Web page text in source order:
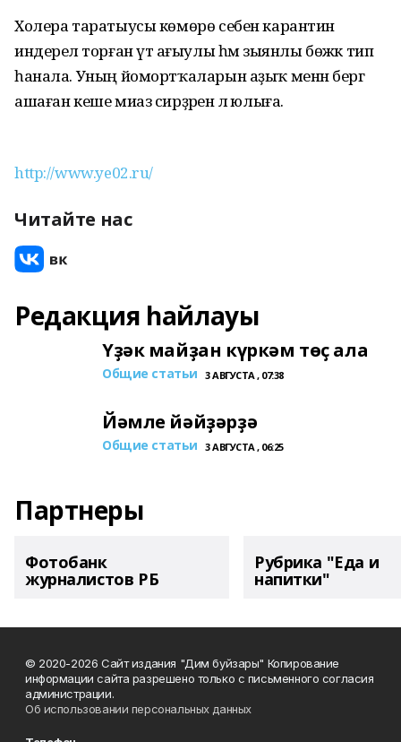
Холера таратыусы көмөрө себен карантин
индерелә торған үтә ағыулы һәм зыянлы бөжәк тип
һанала. Уның йомортҡаларын аҙыҡ менән бергә
ашаған кеше миаз сирҙәренә лә юлыға.
http://www.ye02.ru/
Читайте нас
Редакция һайлауы
Үҙәк майҙан күркәм төҫ ала
Общие статьи 3 АВГУСТА , 07:38
Йәмле йәйҙәрҙә
Общие статьи 3 АВГУСТА , 06:25
Партнеры
Фотобанк
журналистов РБ
Рубрика "Еда и
напитки"
© 2020-2026 Сайт издания "Дим буйзары" Копирование
информации сайта разрешено только с письменного согласия
администрации.
Об использовании персональных данных